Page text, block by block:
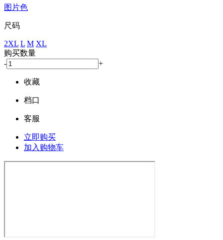
图片色
尺码
2XL L M XL
购买数量
-
+
收藏
档口
客服
立即购买
加入购物车